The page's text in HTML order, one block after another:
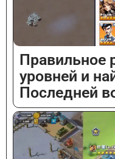
Правильное
уровней и
Последней